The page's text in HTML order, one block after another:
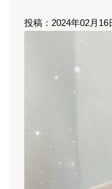
投稿：2024年02月16